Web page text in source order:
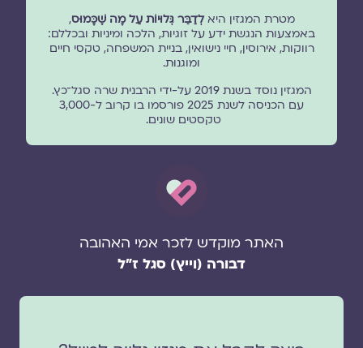
מטרת המגזין היאלְדַבֵּר גְּלוּיוֹת עַל מָה שֶׁכָּמוּס,
באמצעות הנגשת ידע על זוגיות, הלכה ומיניות ובכללם:
רווקות, אירוסין, חיי נישואין, בניית המשפחה, טקסי חיים
ומוגנוּת.
המגזין נוסד בשנת 2019 על-ידי הרבנית שרה סגל־כץ.
עם הכניסה לשנת 2025 פורסמו בו קרוב ל-3,000
טקסטים שונים.
האתר מוקדש לזכר אמי האהובה
דבורה (וייץ) סגל ז"ל